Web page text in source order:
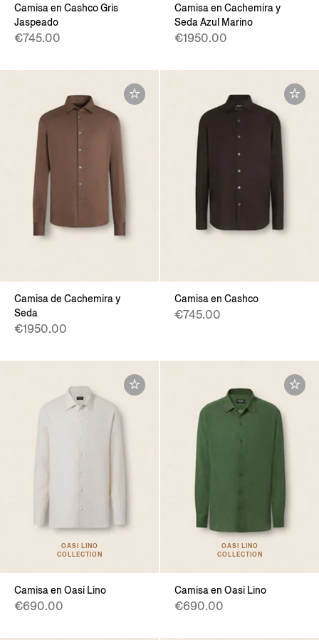
Camisa en Cashco Gris
Jaspeado
€745.00
Camisa en Cachemira y
Seda Azul Marino
€1950.00
Camisa de Cachemira y
Seda
€1950.00
Camisa en Cashco
€745.00
OASI LINO
COLLECTION
Camisa en Oasi Lino
€690.00
OASI LINO
COLLECTION
Camisa en Oasi Lino
€690.00